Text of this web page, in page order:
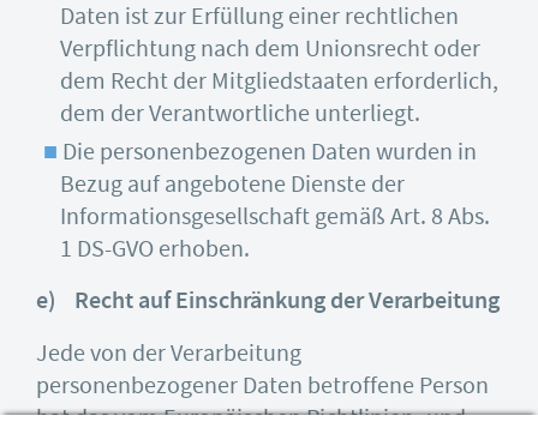
Daten ist zur Erfüllung einer rechtlichen
Verpflichtung nach dem Unionsrecht oder
dem Recht der Mitgliedstaaten erforderlich,
dem der Verantwortliche unterliegt.
Die personenbezogenen Daten wurden in
Bezug auf angebotene Dienste der
Informationsgesellschaft gemäß Art. 8 Abs.
1 DS-GVO erhoben.
e) Recht auf Einschränkung der Verarbeitung
Jede von der Verarbeitung
personenbezogener Daten betroffene Person
hat das vom Europäischen Richtlinien- und